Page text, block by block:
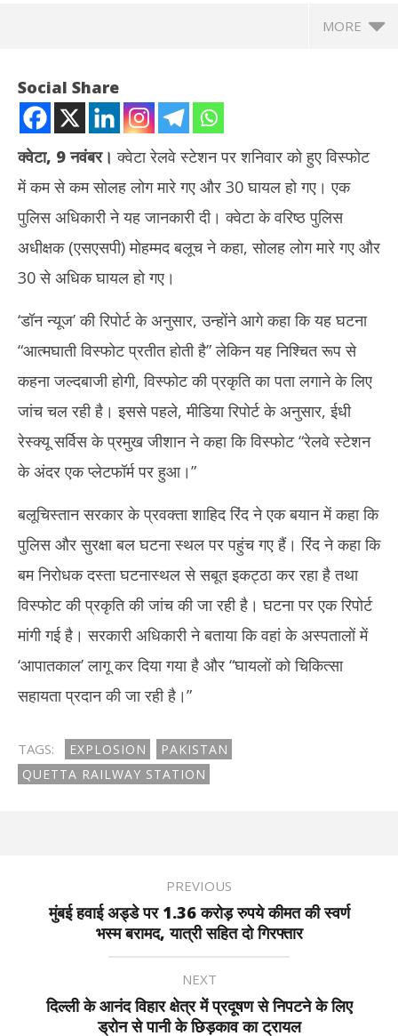
MORE
पाकिस्तान के क्वेटा रेलवे स्टेशन पर विस्फोट में 16 की मौत, 30 से अधिक घायल
November
9, 2024
Social Share
क्वेटा, 9 नवंबर। क्वेटा रेलवे स्टेशन पर शनिवार को हुए विस्फोट
में कम से कम सोलह लोग मारे गए और 30 घायल हो गए। एक
पुलिस अधिकारी ने यह जानकारी दी। क्वेटा के वरिष्ठ पुलिस
अधीक्षक (एसएसपी) मोहम्मद बलूच ने कहा, सोलह लोग मारे गए और
30 से अधिक घायल हो गए।
‘डॉन न्यूज’ की रिपोर्ट के अनुसार, उन्होंने आगे कहा कि यह घटना
“आत्मघाती विस्फोट प्रतीत होती है” लेकिन यह निश्चित रूप से
कहना जल्दबाजी होगी, विस्फोट की प्रकृति का पता लगाने के लिए
जांच चल रही है। इससे पहले, मीडिया रिपोर्ट के अनुसार, ईधी
रेस्क्यू सर्विस के प्रमुख जीशान ने कहा कि विस्फोट “रेलवे स्टेशन
के अंदर एक प्लेटफॉर्म पर हुआ।”
बलूचिस्तान सरकार के प्रवक्ता शाहिद रिंद ने एक बयान में कहा कि
पुलिस और सुरक्षा बल घटना स्थल पर पहुंच गए हैं। रिंद ने कहा कि
बम निरोधक दस्ता घटनास्थल से सबूत इकट्ठा कर रहा है तथा
विस्फोट की प्रकृति की जांच की जा रही है। घटना पर एक रिपोर्ट
मांगी गई है। सरकारी अधिकारी ने बताया कि वहां के अस्पतालों में
‘आपातकाल’ लागू कर दिया गया है और “घायलों को चिकित्सा
सहायता प्रदान की जा रही है।”
TAGS: EXPLOSION
PAKISTAN
QUETTA RAILWAY STATION
PREVIOUS
मुंबई हवाई अड्डे पर 1.36 करोड़ रुपये कीमत की स्वर्ण
भस्म बरामद, यात्री सहित दो गिरफ्तार
NEXT
दिल्ली के आनंद विहार क्षेत्र में प्रदूषण से निपटने के लिए
ड्रोन से पानी के छिड़काव का ट्रायल